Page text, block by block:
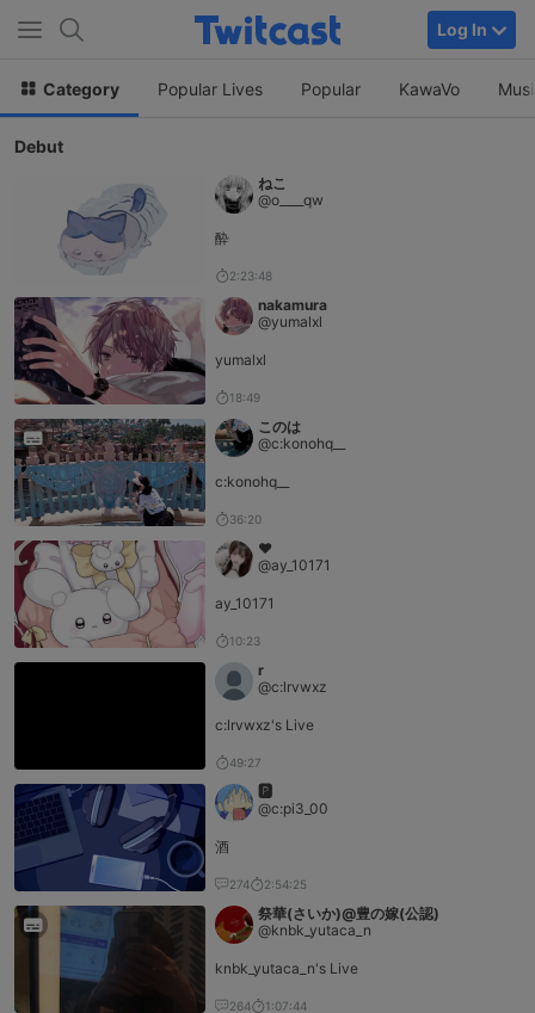
Log In
Category Popular Lives Popular KawaVo
Debut
ねこ
@o____qw
酔
2:23:48
nakamura
@yumalxl
yumalxl
18:49
このは
@c:konohq__
c:konohq__
36:20
♥︎⁡
@ay_10171
ay_10171
10:23
r
@c:lrvwxz
c:lrvwxz's Live
49:27
🅿️
@c:pi3_00
酒
274 2:54:25
祭華(さいか)@豊の嫁(公認)
@knbk_yutaca_n
knbk_yutaca_n's Live
264 1:07:44